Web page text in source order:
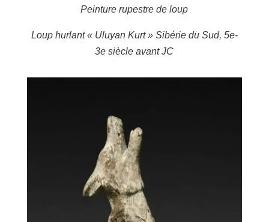
Peinture rupestre de loup
Loup hurlant « Uluyan Kurt » Sibérie du Sud, 5e-
3e siècle avant JC